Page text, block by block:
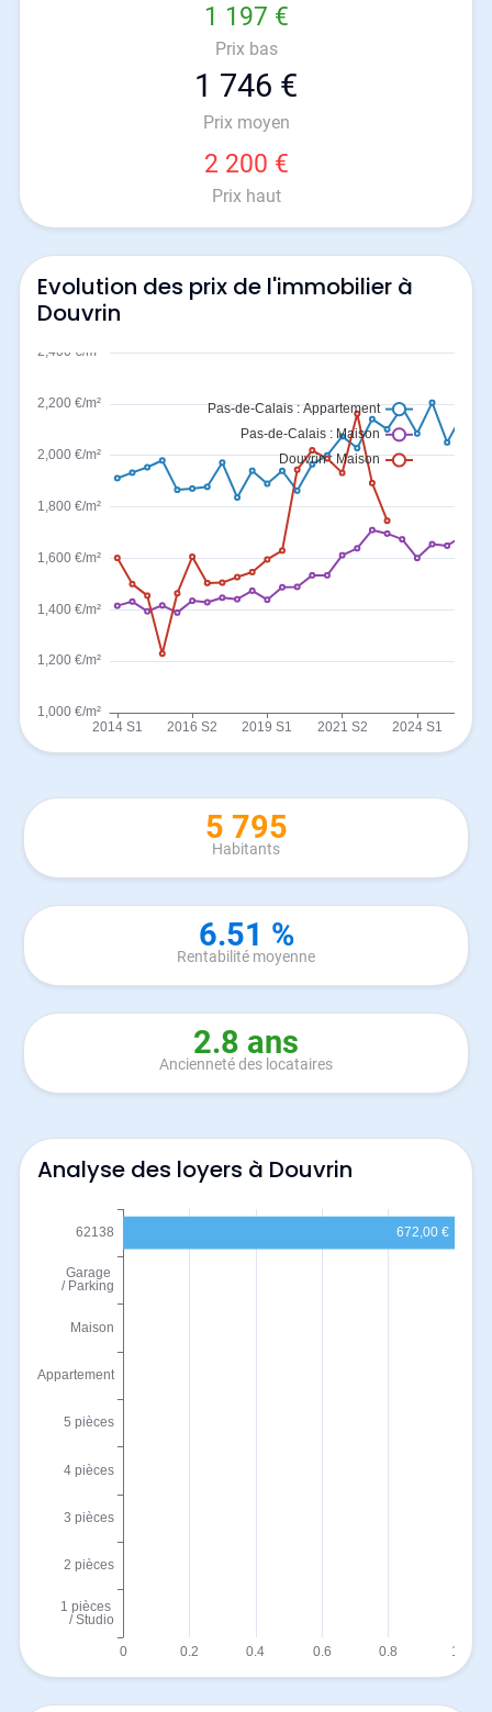
1 197 €
Prix bas
1 746 €
Prix moyen
2 200 €
Prix haut
Evolution des prix de l'immobilier à
Douvrin
5 795
Habitants
6.51 %
Rentabilité moyenne
2.8 ans
Ancienneté des locataires
Analyse des loyers à Douvrin